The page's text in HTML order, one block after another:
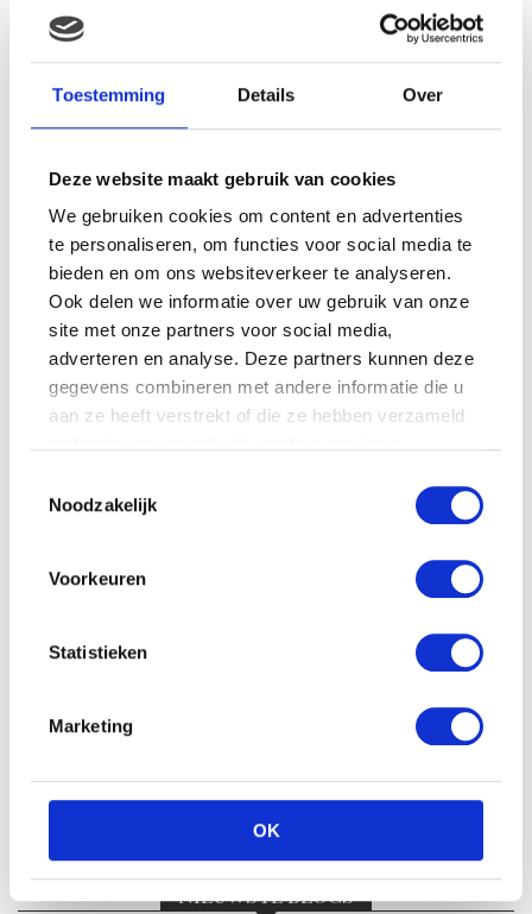
Toestemming Details Over
Deze website maakt gebruik van cookies
We gebruiken cookies om content en advertenties
te personaliseren, om functies voor social media te
bieden en om ons websiteverkeer te analyseren.
Ook delen we informatie over uw gebruik van onze
site met onze partners voor social media,
adverteren en analyse. Deze partners kunnen deze
gegevens combineren met andere informatie die u
aan ze heeft verstrekt of die ze hebben verzameld
Noodzakelijk
Voorkeuren
Statistieken
Marketing
OK
kleine ondekkingsreiziger.
https://www.instagram.com/p/BCUwMpOl5xD/?taken-
2 REACTIES
NIEUWSTE BLOGS